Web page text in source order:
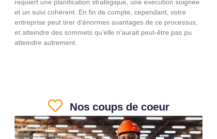
requiert une planification stratégique, une exécution soignée
et un suivi cohérent. En fin de compte, cependant, votre
entreprise peut tirer d’énormes avantages de ce processus,
et atteindre des sommets qu’elle n’aurait peut-être pas pu
atteindre autrement.
Nos coups de coeur